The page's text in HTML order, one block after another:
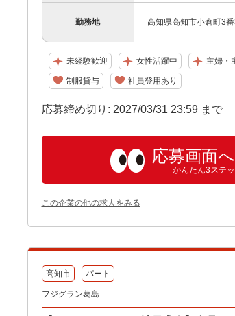
勤務地 高知県高知市小倉町3
未経験歓迎 女性活躍中 主婦・
制服貸与 社員登用あり
応募締め切り: 2027/03/31 23:59 まで
応募画面
かんたん3ステッ
この企業の他の求人をみる
高知市 パート
フジグラン葛島